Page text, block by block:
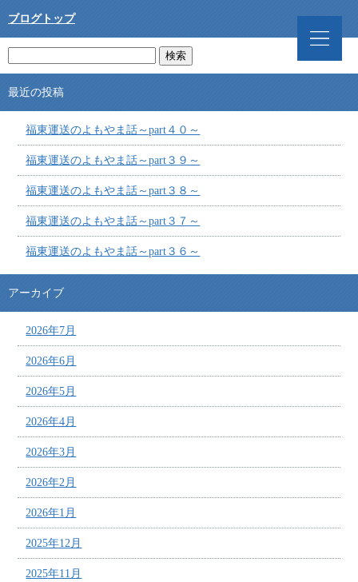
ブログトップ
最近の投稿
福東運送のよもやま話～part４０～
福東運送のよもやま話～part３９～
福東運送のよもやま話～part３８～
福東運送のよもやま話～part３７～
福東運送のよもやま話～part３６～
アーカイブ
2026年7月
2026年6月
2026年5月
2026年4月
2026年3月
2026年2月
2026年1月
2025年12月
2025年11月